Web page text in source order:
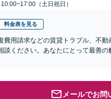
（土日祝日）
料金表を見る
費用請求などの賃貸トラブル、不
ください。あなたにとって最善
メールでお問